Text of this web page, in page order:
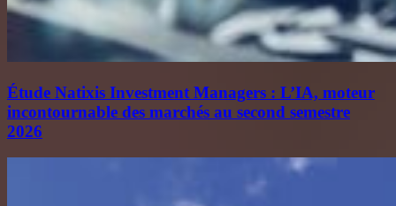
Étude Natixis Investment Managers : L’IA, moteur
incontournable des marchés au second semestre
2026